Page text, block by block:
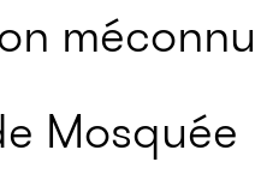
Mosquée